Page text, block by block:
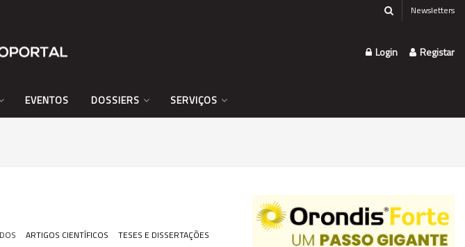
Newsletters
Login Registar
EVENTOS DOSSIERS SERVIÇOS
ARTIGOS CIENTÍFICOS TESES E DISSERTAÇÕES